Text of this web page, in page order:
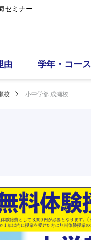
セミナー
由 学年・コース
校 小中学部 成瀬校